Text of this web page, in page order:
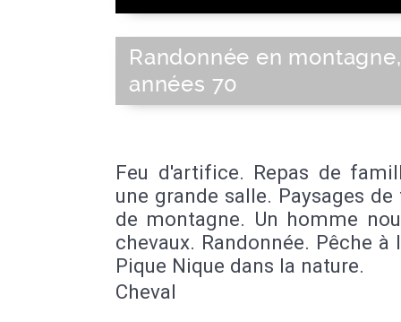
Randonnée en montagne,
années 70
Feu d'artifice. Repas de
une grande salle. Paysages
de montagne. Un homme
chevaux. Randonnée. Pêche à
Pique Nique dans la nature.
Cheval